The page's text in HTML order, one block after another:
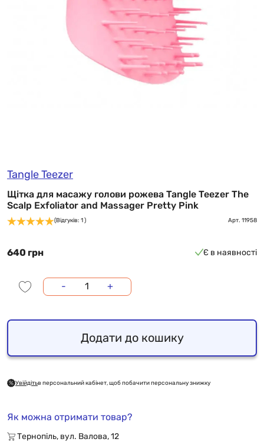
Tangle Teezer
Щітка для масажу голови рожева Tangle Teezer The
Scalp Exfoliator and Massager Pretty Pink
(Відгуків: 1 ) Арт. 11958
640 грн Є в наявності
- +
Додати до кошику
Увійдітьв персональний кабінет, щоб побачити персональну знижку
Як можна отримати товар?
Тернопіль, вул. Валова, 12